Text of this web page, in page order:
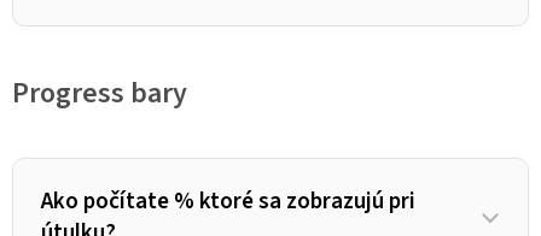
Progress bary
Ako počítate % ktoré sa zobrazujú pri